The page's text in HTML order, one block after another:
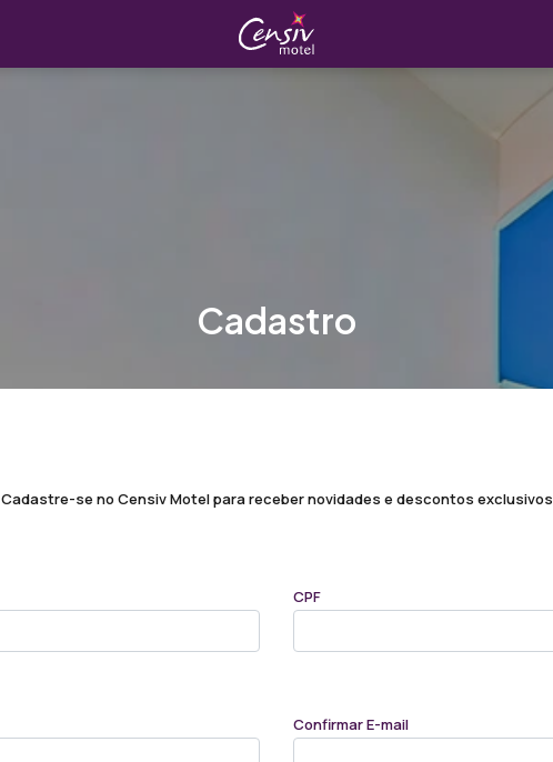
Cadastro
Cadastre-se no Censiv Motel para receber novidades e descontos exclusivos
CPF
Confirmar E-mail